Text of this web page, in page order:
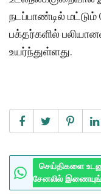
நடப்பாண்டில்
பக்தர்களில்
உயர்ந்துள்ளது.
செய்திகளை
சேனலில்